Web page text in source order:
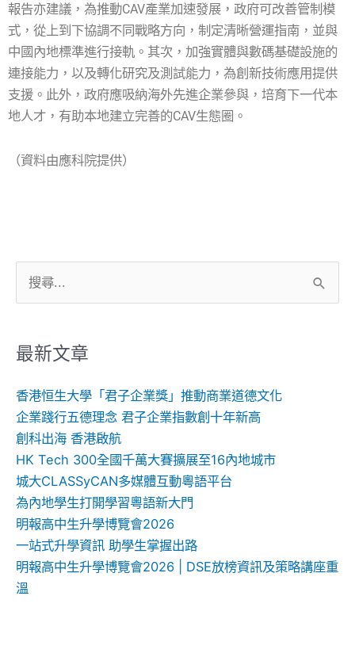
報告亦建議，為推動CAV產業加速發展，政府可改善管制模
式，從上到下協調不同戰略方向，制定清晰營運指南，並與
中國內地標準進行接軌。其次，加強實體與數碼基礎設施的
連接能力，以及轉化研究及測試能力，為創新技術應用提供
支援。此外，政府應吸納海外先進企業參與，培育下一代本
地人才，有助本地建立完善的CAV生態圈。
（資料由應科院提供）
尋
鍵
最新文章
香港恒生大學「君子企業獎」推動商業道德文化
企業踐行五德理念 君子企業指數創十年新高
創科出海 香港啟航
HK Tech 300全國千萬大賽擴展至16內地城市
城大CLASSyCAN多媒體互動粵語平台
為內地學生打開學習粵語新大門
明報高中生升學博覽會2026
一站式升學資訊 助學生掌握出路
明報高中生升學博覽會2026 | DSE放榜資訊及策略講座重
溫